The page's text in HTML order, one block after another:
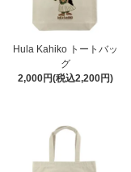
Hula Kahiko トートバッ
グ
2,000円(税込2,200円)